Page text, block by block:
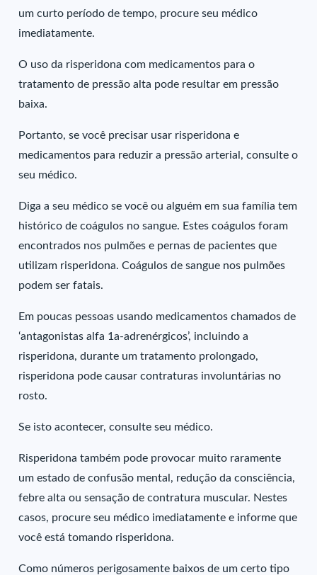
um curto período de tempo, procure seu médico
imediatamente.
O uso da risperidona com medicamentos para o
tratamento de pressão alta pode resultar em pressão
baixa.
Portanto, se você precisar usar risperidona e
medicamentos para reduzir a pressão arterial, consulte o
seu médico.
Diga a seu médico se você ou alguém em sua família tem
histórico de coágulos no sangue. Estes coágulos foram
encontrados nos pulmões e pernas de pacientes que
utilizam risperidona. Coágulos de sangue nos pulmões
podem ser fatais.
Em poucas pessoas usando medicamentos chamados de
‘antagonistas alfa 1a-adrenérgicos’, incluindo a
risperidona, durante um tratamento prolongado,
risperidona pode causar contraturas involuntárias no
rosto.
Se isto acontecer, consulte seu médico.
Risperidona também pode provocar muito raramente
um estado de confusão mental, redução da consciência,
febre alta ou sensação de contratura muscular. Nestes
casos, procure seu médico imediatamente e informe que
você está tomando risperidona.
Como números perigosamente baixos de um certo tipo